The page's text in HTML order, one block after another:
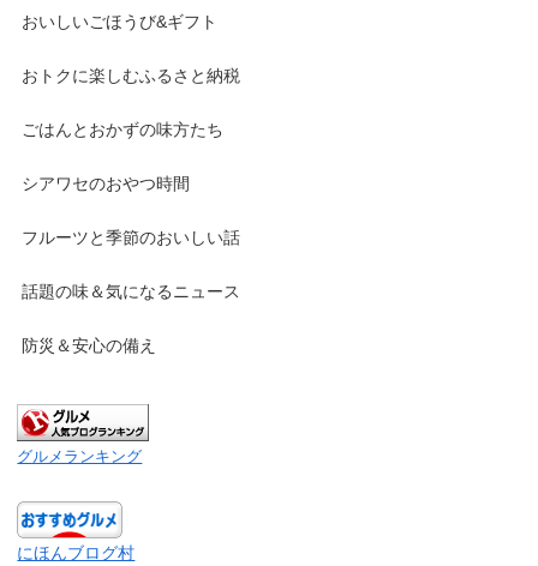
おいしいごほうび&ギフト
おトクに楽しむふるさと納税
ごはんとおかずの味方たち
シアワセのおやつ時間
フルーツと季節のおいしい話
話題の味＆気になるニュース
防災＆安心の備え
グルメランキング
にほんブログ村